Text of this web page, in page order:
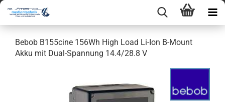
Bebob B155cine 156Wh High Load Li-Ion B-Mount
Akku mit Dual-Spannung 14.4/28.8 V